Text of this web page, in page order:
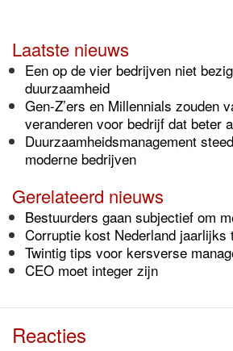
Laatste nieuws
Een op de vier bedrijven niet
duurzaamheid
Gen-Z’ers en Millennials zouden
veranderen voor bedrijf dat beter
Duurzaamheidsmanagement
moderne bedrijven
Gerelateerd nieuws
Bestuurders gaan subjectief om
Corruptie kost Nederland jaarlijks
Twintig tips voor kersverse
CEO moet integer zijn
Reacties